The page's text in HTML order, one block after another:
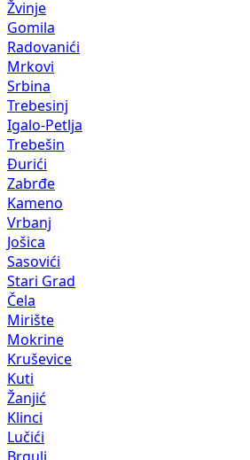
Žvinje
Gomila
Radovanići
Mrkovi
Srbina
Trebesinj
Igalo-Petlja
Trebešin
Đurići
Zabrđe
Kameno
Vrbanj
Jošica
Sasovići
Stari Grad
Čela
Mirište
Mokrine
Kruševice
Kuti
Žanjić
Klinci
Lučići
Brguli